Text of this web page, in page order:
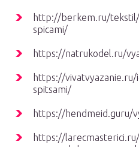
http://berkem.ru/
spicami/
https://natrukodel.ru/
https://
spitsami/
https://hendmeid.guru/
https://